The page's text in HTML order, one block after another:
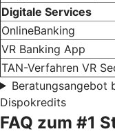
Digitale Services
OnlineBanking
VR Banking App
TAN-Verfahren VR
Beratungsangebot
Dispokredits
FAQ zum #1